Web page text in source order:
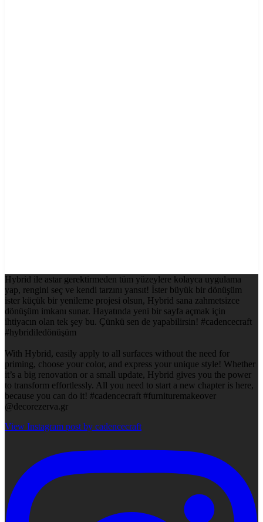
Hybrid ile astar gerektirmeden tüm yüzeylere kolayca uygulama
yap, rengini seç ve kendi tarzını yansıt! İster büyük bir dönüşüm
ister küçük bir yenileme projesi olsun, Hybrid sana zahmetsizce
dönüşüm imkanı sunar. Hayatında yeni bir sayfa açmak için
ihtiyacın olan tek şey bu. Çünkü sen de yapabilirsin! #cadencecraft
#hybridiledönüşüm
With Hybrid, easily apply to all surfaces without the need for
priming, choose your color, and express your unique style! Whether
it’s a big renovation or a small update, Hybrid gives you the power
to transform effortlessly. All you need to start a new chapter is here,
because you can do it! #cadencecraft #furnituremakeover
@decorezerva.gr
View Instagram post by cadencecraft